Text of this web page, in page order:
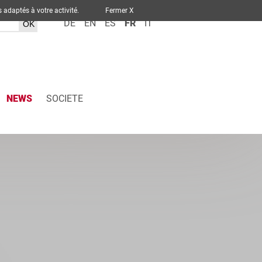
DE EN ES FR IT
NEWS SOCIETE
adaptés à votre activité. Fermer X